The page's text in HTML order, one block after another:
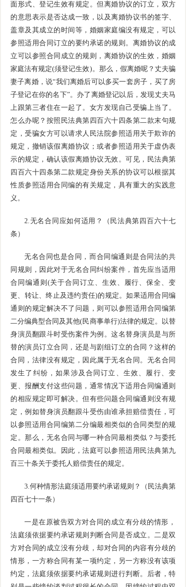
面形式、登记生效有规定。但离婚协议的订立，双方
的意思表示是否达成一致，以及离婚协议书的签字、
盖章及其成立的时间等，婚姻家庭编没有规定，可以
参照适用合同订立的要约承诺的规则。离婚协议的成
立可以参照合同成立的规则，离婚协议的生效，婚姻
家庭法有规定(须登记生效)。那么，假离婚呢？丈夫骗
妻子离婚，说“我们离婚后可以多买一套房子，买了房
子登记在你的名下”。办了离婚登记以后，发现丈夫马
上跟第三者住在一起了。女方发现自己受骗上当了。
怎么办呢？按照民法典第四百六十四条第二款末句规
定，受骗女方可以请求人民法院参照适用关于欺诈的
规定，撤销该假离婚协议；或者参照适用关于虚伪表
示的规定，确认该假离婚协议无效。可见，民法典第
四百六十四条第二款规定身份关系的协议可以根据其
性质参照适用合同编的有关规定，具有重大的实践意
义。
2.无名合同应如何适用？（民法典第四百六十七
条）
无名合同也是合同，而合同编通则是合同法的共
同规则，因此对于无名合同纠纷案件，首先应当适用
合同编通则 (关于合同订立、生效、履行、保全、变
更、转让、终止及违约责任)的规定。如果适用合同编
通则的规定解决不了问题，则可以参照适用合同编第
二分编典型合同及其他(民商事单行)法律的规定。以替
身演员翻跟斗时受伤案件为例。这名替身演员是与所
替的演员订立合同，还是与剧组订立的合同？这样的
合同，法律没有规定，因此属于无名合同。无名合同
发生了纠纷，如果涉及合同订立、生效、履行、变
更、报酬支付这些问题，通常情况下适用合同编通则
的相应规定即可解决。但有些问题合同编通则没有规
定，例如替身演员翻跟斗受伤由谁承担赔偿责任，可
以参照适用合同编第二分编最相类似的合同类型的规
定。那么，无名合同与哪一种合同最相类似？与委托
合同最相类似。因此，法庭可以参照适用民法典第九
百三十条关于委托人赔偿责任的规定。
3.何种情形法庭须适用要约承诺规则？（民法典第
四百七十一条）
一是在原被告双方对合同的成立有分歧的情形，
法庭须依据要约承诺规则判断合同是否成立。二是双
方对合同的成立没有分歧，却对合同的内容有分歧的
情形，一方称合同有某一项约定，另一方称没有该项
约定，法庭须依据要约承诺规则进行判断。后者，特